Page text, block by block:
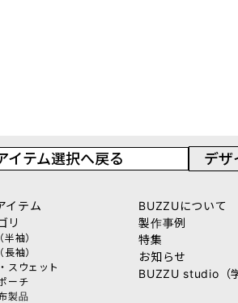
イテム選択へ戻る デザ
イテム
リ
袖）
袖）
スウェット
ーチ
製品
BUZZUについて
製作事例
特集
お知らせ
BUZZU studio（